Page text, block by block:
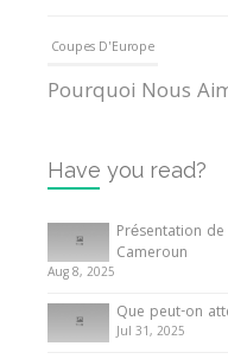
Coupes D'Europe
Pourquoi Nous
Internationales
Tout ce que vous
d’Afrique des
10 May 2024
Internationales
Have you read?
Présentation
Cameroun
Aug 8, 2025
Que peut-on
Jul 31, 2025